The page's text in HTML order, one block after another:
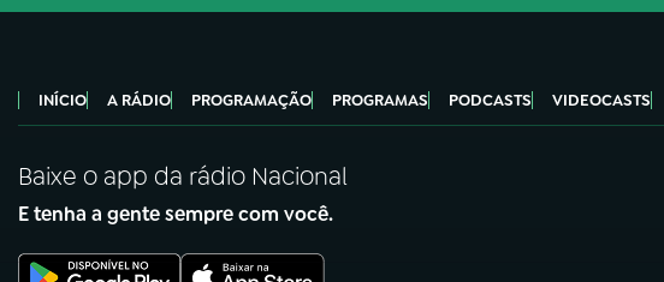
INÍCIO A RÁDIO PROGRAMAÇÃO PROGRAMAS PODCASTS VIDEOCASTS
Baixe o app da rádio Nacional
E tenha a gente sempre com você.